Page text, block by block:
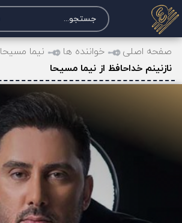
صفحه اصلی
درخواست آکورد
نت و تبلچر
تماس با ما
حساب کاربری
صفحه اصلی خواننده ها نیما مسیحا
نازنینم خداحافظ از نیما مسیحا